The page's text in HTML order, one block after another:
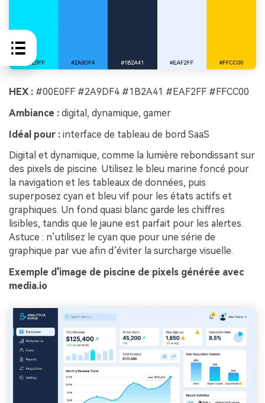
HEX : #00E0FF #2A9DF4 #1B2A41 #EAF2FF #FFCC00
Ambiance : digital, dynamique, gamer
Idéal pour : interface de tableau de bord SaaS
Digital et dynamique, comme la lumière rebondissant sur
des pixels de piscine. Utilisez le bleu marine foncé pour
la navigation et les tableaux de données, puis
superposez cyan et bleu vif pour les états actifs et
graphiques. Un fond quasi blanc garde les chiffres
lisibles, tandis que le jaune est parfait pour les alertes.
Astuce : n’utilisez le cyan que pour une série de
graphique par vue afin d’éviter la surcharge visuelle.
Exemple d'image de piscine de pixels générée avec
media.io